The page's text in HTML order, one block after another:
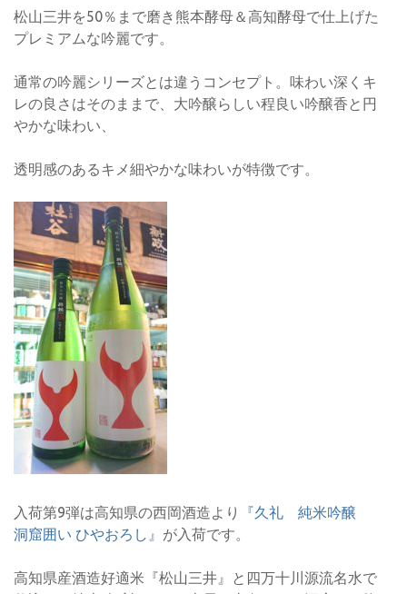
松山三井を50％まで磨き熊本酵母＆高知酵母で仕上げた
プレミアムな吟麗です。
通常の吟麗シリーズとは違うコンセプト。味わい深くキ
レの良さはそのままで、大吟醸らしい程良い吟醸香と円
やかな味わい、
透明感のあるキメ細やかな味わいが特徴です。
入荷第9弾は高知県の西岡酒造より
『久礼 純米吟醸
洞窟囲い ひやおろし』 が入荷です。
高知県産酒造好適米『松山三井』と四万十川源流名水で